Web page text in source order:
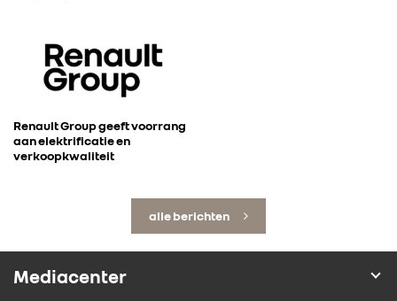
Renault Group geeft voorrang
aan elektrificatie en
verkoopkwaliteit
alle berichten
Mediacenter